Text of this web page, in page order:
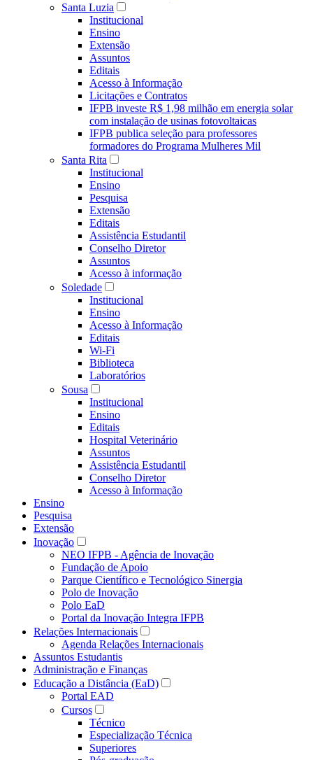
Santa Luzia
Institucional
Ensino
Extensão
Assuntos
Editais
Acesso à Informação
Licitações e Contratos
IFPB investe R$ 1,98 milhão em energia solar
com instalação de usinas fotovoltaicas
IFPB publica seleção para professores
formadores do Programa Mulheres Mil
Santa Rita
Institucional
Ensino
Pesquisa
Extensão
Editais
Assistência Estudantil
Conselho Diretor
Assuntos
Acesso à informação
Soledade
Institucional
Ensino
Acesso à Informação
Editais
Wi-Fi
Biblioteca
Laboratórios
Sousa
Institucional
Ensino
Editais
Hospital Veterinário
Assuntos
Assistência Estudantil
Conselho Diretor
Acesso à Informação
Ensino
Pesquisa
Extensão
Inovação
NEO IFPB - Agência de Inovação
Fundação de Apoio
Parque Científico e Tecnológico Sinergia
Polo de Inovação
Polo EaD
Portal da Inovação Integra IFPB
Relações Internacionais
Agenda Relações Internacionais
Assuntos Estudantis
Administração e Finanças
Educação a Distância (EaD)
Portal EAD
Cursos
Técnico
Especialização Técnica
Superiores